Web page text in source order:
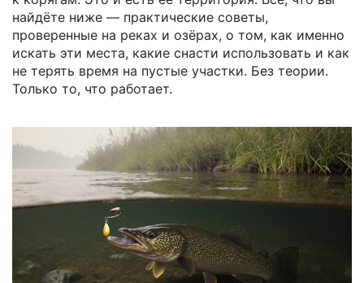
найдёте ниже — практические советы,
проверенные на реках и озёрах, о том, как именно
искать эти места, какие снасти использовать и как
не терять время на пустые участки. Без теории.
Только то, что работает.